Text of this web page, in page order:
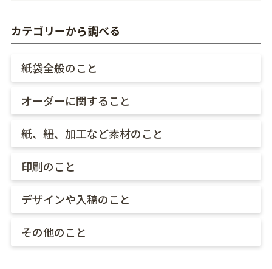
カテゴリーから調べる
紙袋全般のこと
オーダーに関すること
紙、紐、加工など素材のこと
印刷のこと
デザインや入稿のこと
その他のこと